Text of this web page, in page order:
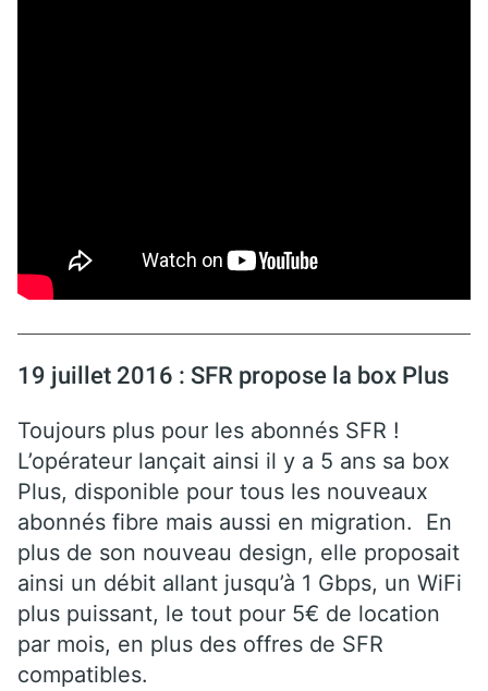
19 juillet 2016 : SFR propose la box Plus
Toujours plus pour les abonnés SFR !
L’opérateur lançait ainsi il y a 5 ans sa box
Plus, disponible pour tous les nouveaux
abonnés fibre mais aussi en migration. En
plus de son nouveau design, elle proposait
ainsi un débit allant jusqu’à 1 Gbps, un WiFi
plus puissant, le tout pour 5€ de location
par mois, en plus des offres de SFR
compatibles.